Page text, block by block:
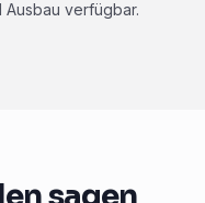
verfügbar.